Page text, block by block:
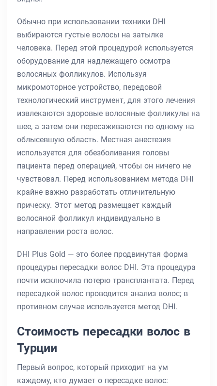
Обычно при использовании техники DHI
выбираются густые волосы на затылке
человека. Перед этой процедурой используется
оборудование для надлежащего осмотра
волосяных фолликулов. Используя
микромоторное устройство, передовой
технологический инструмент, для этого лечения
извлекаются здоровые волосяные фолликулы на
шее, а затем они пересаживаются по одному на
облысевшую область. Местная анестезия
используется для обезболивания головы
пациента перед операцией, чтобы он ничего не
чувствовал. Перед использованием метода DHI
крайне важно разработать отличительную
прическу. Этот метод размещает каждый
волосяной фолликул индивидуально в
направлении роста волос.
DHI Plus Gold — это более продвинутая форма
процедуры пересадки волос DHI. Эта процедура
почти исключила потерю трансплантата. Перед
пересадкой волос проводится анализ волос; в
противном случае используется метод DHI.
Стоимость пересадки волос в
Турции
Первый вопрос, который приходит на ум
каждому, кто думает о пересадке волос: